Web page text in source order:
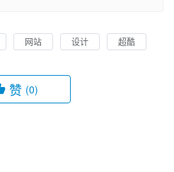
网站 设计 超酷
赞 (0)